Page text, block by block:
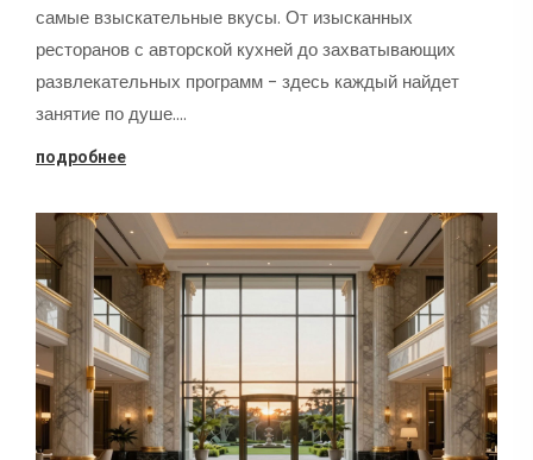
самые взыскательные вкусы. От изысканных
ресторанов с авторской кухней до захватывающих
развлекательных программ - здесь каждый найдет
занятие по душе.…
подробнее